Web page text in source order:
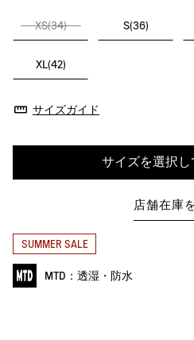
XS(34) S(36)
XL(42)
サイズガイド
サイズを選択
店舗在庫
SUMMER SALE
MTD：透湿・防水